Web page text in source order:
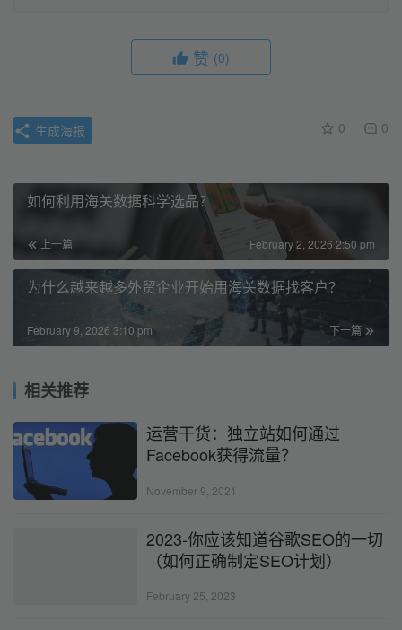
赞 (0)
0 0
生成海报
如何利用海关数据科学选品？
上一篇 February 2, 2026 2:50 pm
为什么越来越多外贸企业开始用海关数据找客户？
下一篇
February 9, 2026 3:10 pm
相关推荐
运营干货：独立站如何通过
Facebook获得流量？
November 9, 2021
2023-你应该知道谷歌SEO的一切
（如何正确制定SEO计划）
February 25, 2023